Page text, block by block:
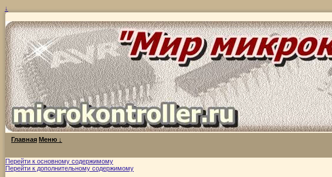
↓
Главная Меню ↓
Перейти к основному содержимому
Перейти к дополнительному содержимому